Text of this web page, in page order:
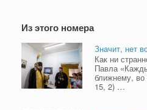
Из этого номера
Значит, нет
Как ни
Павла
ближнему, во
15, 2) …